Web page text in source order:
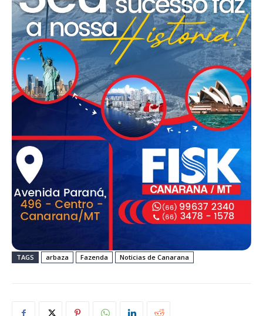
TAGS arbaza Fazenda Noticias de Canarana